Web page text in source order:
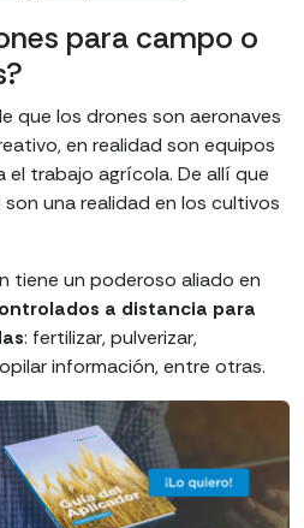
para campo o
que los drones son aeronaves
en realidad son equipos
trabajo agrícola. De allí que
una realidad en los cultivos
tiene un poderoso aliado en
a distancia para
: fertilizar, pulverizar,
información, entre otras.